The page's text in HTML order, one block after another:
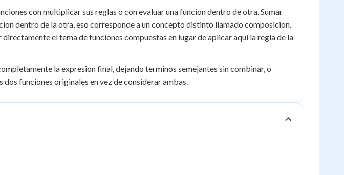
con multiplicar sus reglas o con evaluar una funcion dentro de otra. Sumar
dentro de la otra, eso corresponde a un concepto distinto llamado composicion.
el tema de funciones compuestas en lugar de aplicar aqui la regla de la
la expresion final, dejando terminos semejantes sin combinar, o
funciones originales en vez de considerar ambas.